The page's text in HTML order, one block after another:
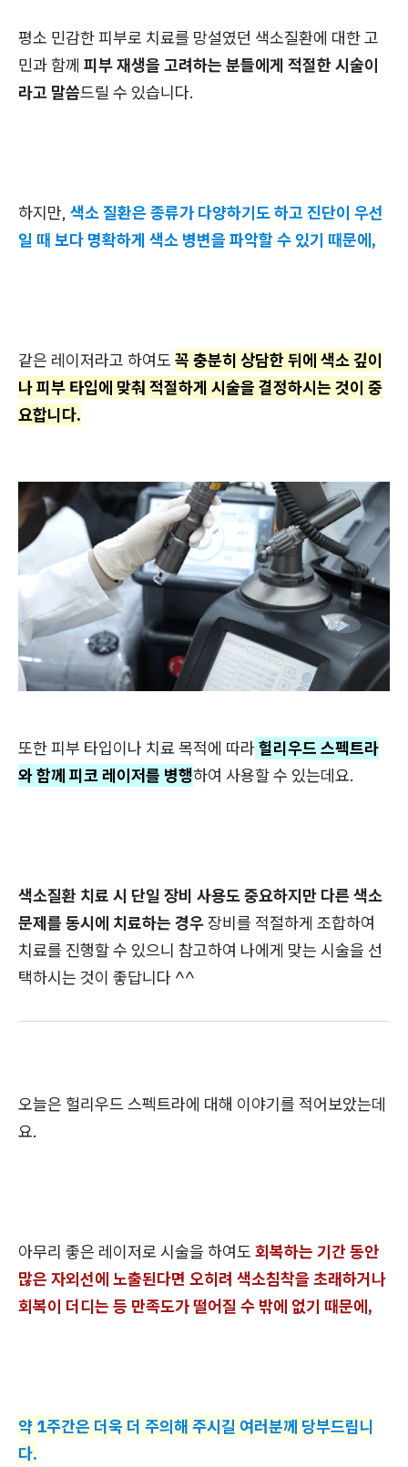
평소 민감한 피부로 치료를 망설였던 색소질환에 대한 고
민과 함께 피부 재생을 고려하는 분들에게 적절한 시술이
라고 말씀드릴 수 있습니다.
하지만, 색소 질환은 종류가 다양하기도 하고 진단이 우선
일 때 보다 명확하게 색소 병변을 파악할 수 있기 때문에,
같은 레이저라고 하여도 꼭 충분히 상담한 뒤에 색소 깊이
나 피부 타입에 맞춰 적절하게 시술을 결정하시는 것이 중
요합니다.
또한 피부 타입이나 치료 목적에 따라헐리우드 스펙트라
와 함께 피코 레이저를 병행하여 사용할 수 있는데요.
색소질환 치료 시 단일 장비 사용도 중요하지만 다른 색소
문제를 동시에 치료하는 경우 장비를 적절하게 조합하여
치료를 진행할 수 있으니 참고하여 나에게 맞는 시술을 선
택하시는 것이 좋답니다 ^^
오늘은 헐리우드 스펙트라에 대해 이야기를 적어보았는데
요.
아무리 좋은 레이저로 시술을 하여도 회복하는 기간 동안
많은 자외선에 노출된다면 오히려 색소침착을 초래하거나
회복이 더디는 등 만족도가 떨어질 수 밖에 없기 때문에,
약 1주간은 더욱 더 주의해 주시길 여러분께 당부드립니
다.